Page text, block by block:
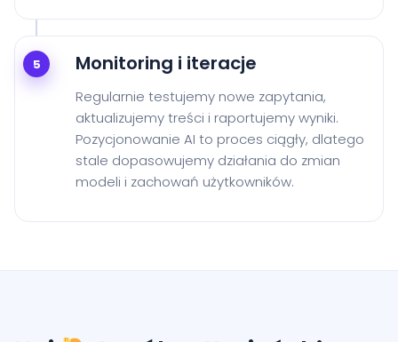
5 Monitoring i iteracje
Regularnie testujemy nowe zapytania,
aktualizujemy treści i raportujemy wyniki.
Pozycjonowanie AI to proces ciągły, dlatego
stale dopasowujemy działania do zmian
modeli i zachowań użytkowników.